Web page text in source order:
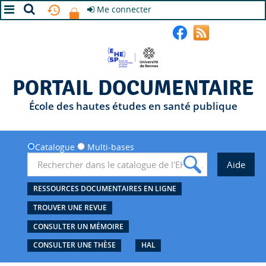
Me connecter
PORTAIL DOCUMENTAIRE
École des hautes études en santé publique
Catalogue Multi-bases
RESSOURCES DOCUMENTAIRES EN LIGNE
TROUVER UNE REVUE
CONSULTER UN MÉMOIRE
CONSULTER UNE THÈSE
HAL